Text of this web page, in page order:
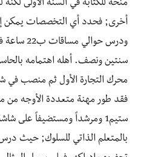
منحة للكتابة في السنة الأولى
أخرى; فحدد أي التخصصات يمكن
ودرس
سنتين ونصف. أهله اهتمامه
محرك التجارة الأول ثم منصب في
فقد طور مهنة متعددة الأوجه من
ستيم1 ومرشداً ومستضيفاً على
بالمتعلم الذاتي للسلوك; حيث